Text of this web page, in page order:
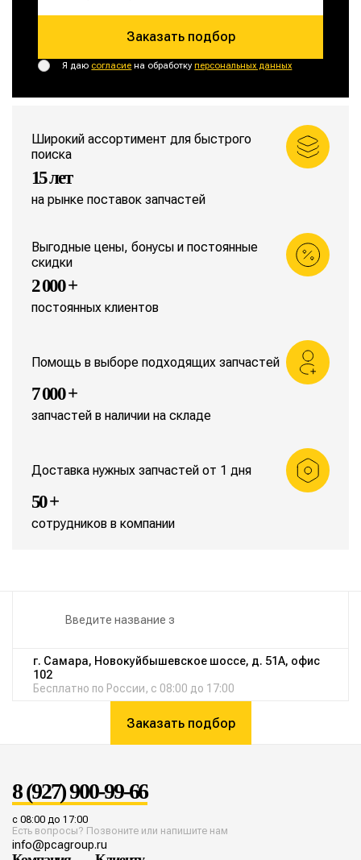
Заказать подбор
Я даю согласие на обработкуперсональных данных
Широкий ассортимент для быстрого
поиска
15 лет
на рынке поставок запчастей
Выгодные цены, бонусы и постоянные
скидки
2 000 +
постоянных клиентов
Помощь в выборе подходящих запчастей
7 000 +
запчастей в наличии на складе
Доставка нужных запчастей от 1 дня
50 +
сотрудников в компании
г. Самара, Новокуйбышевское шоссе, д. 51А, офис
102
Бесплатно по России, с 08:00 до 17:00
Заказать подбор
8 (927) 900-99-66
с 08:00 до 17:00
Есть вопросы? Позвоните или напишите нам
info@pcagroup.ru